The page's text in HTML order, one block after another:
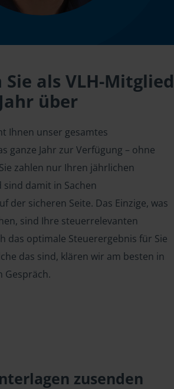
als VLH-Mitglied
über
Ihnen unser gesamtes
ganze Jahr zur Verfügung – ohne
zahlen nur Ihren jährlichen
damit in Sachen
der sicheren Seite. Das Einzige, was
sind Ihre steuerrelevanten
das optimale Steuerergebnis für Sie
das sind, klären wir am besten in
Gespräch.
zusenden